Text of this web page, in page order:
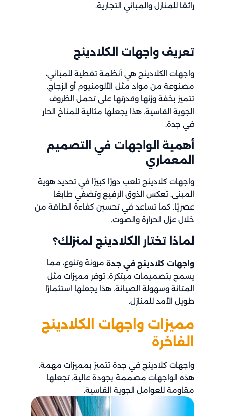
رائعًا للمنازل والمباني التجارية.
تعريف واجهات الكلادينج
واجهات الكلادينج هي أنظمة تغطية للمباني،
مصنوعة من مواد مثل الألومنيوم أو الزجاج.
تتميز بخفة وزنها وقدرتها على تحمل الظروف
الجوية القاسية. هذا يجعلها مثالية للمناخ الحار
في جدة.
أهمية الواجهات في التصميم
المعماري
واجهات كلادينج تلعب دورًا كبيرًا في تحديد هوية
المبنى. تعكس الذوق الرفيع وتضفي طابعًا
عصريًا. كما تساعد في تحسين كفاءة الطاقة من
خلال عزل الحرارة والصوت.
لماذا تختار الكلادينج لمنزلك؟
واجهات كلادينج في جدة مرونة وتنوع، مما
يسمح بتصميمات مبتكرة. توفر مميزات مثل
المتانة وسهولة الصيانة. هذا يجعلها استثمارًا
طويل الأمد للمنازل.
مميزات واجهات الكلادينج
الفاخرة
واجهات كلادينج في جدة تتميز بمميزات مهمة.
هذه الواجهات مصممة بجودة عالية. تجعلها
مقاومة للعوامل الجوية القاسية.